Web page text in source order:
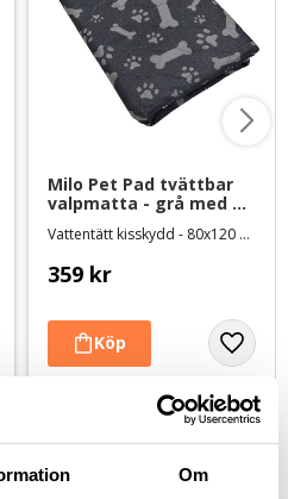
Om
Milo Pet Pad tvättbar
valpmatta - grå med
tassar och ben
Vattentätt kisskydd - 80x120 cm
359 kr
även